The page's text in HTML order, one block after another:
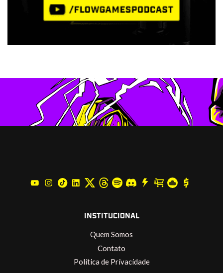
INSTITUCIONAL
Quem Somos
Contato
Política de Privacidade